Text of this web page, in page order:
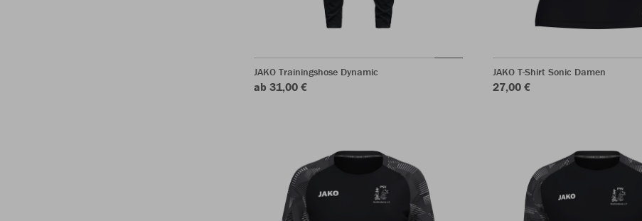
JAKO Trainingshose Dynamic
ab 31,00 €
JAKO T-Shirt Sonic Damen
27,00 €